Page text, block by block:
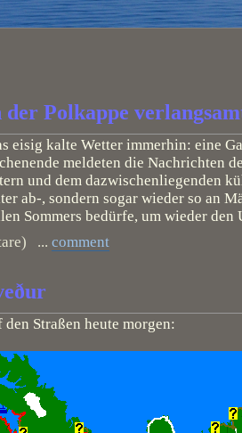
der Polkappe
eisig kalte Wetter immerhin: eine
meldeten die Nachrichten
und dem dazwischenliegenden
ab-, sondern sogar wieder so an
Sommers bedürfe, um wieder
... comment
den Straßen heute morgen: